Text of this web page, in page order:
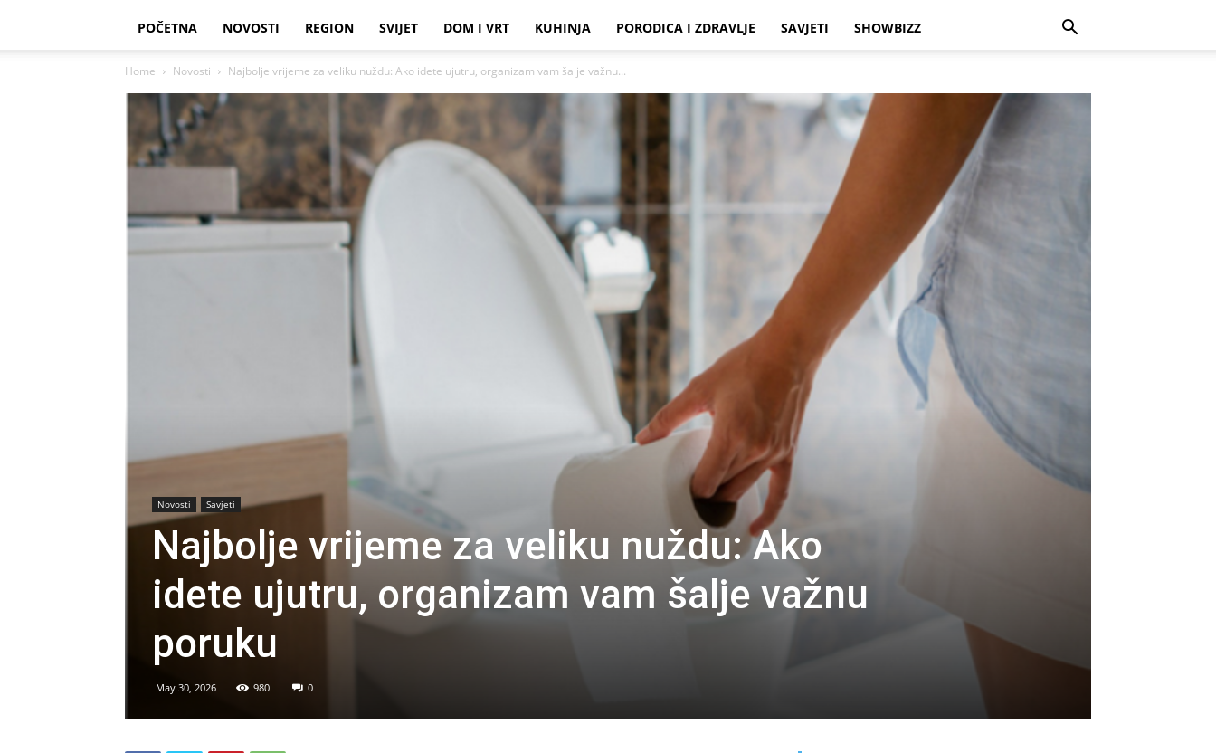
POČETNA NOVOSTI REGION SVIJET DOM I VRT KUHINJA PORODICA I ZDRAVLJE SAVJETI SHOWBIZZ
Home Novosti Najbolje vrijeme za veliku nuždu: Ako idete ujutru, organizam vam šalje važnu...
Novosti Savjeti
Najbolje vrijeme za veliku nuždu: Ako
idete ujutru, organizam vam šalje važnu
poruku
May 30, 2026 980 0